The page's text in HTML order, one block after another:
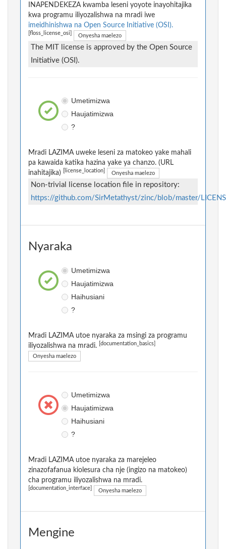
INAPENDEKEZA kwamba leseni yoyote inayohitajika
kwa programu iliyozalishwa na mradi iwe
imeidhinishwa na Open Source Initiative (OSI).
[floss_license_osi] Onyesha maelezo
The MIT license is approved by the Open Source
Initiative (OSI).
Umetimizwa
Haujatimizwa
?
Mradi LAZIMA uweke leseni za matokeo yake mahali
pa kawaida katika hazina yake ya chanzo. (URL
inahitajika)
[license_location] Onyesha maelezo
Non-trivial license location file in repository:
https://github.com/SirMetathyst/zinc/blob/master/
Nyaraka
Umetimizwa
Haujatimizwa
Haihusiani
?
Mradi LAZIMA utoe nyaraka za msingi za programu
iliyozalishwa na mradi.
[documentation_basics]
Onyesha maelezo
Umetimizwa
Haujatimizwa
Haihusiani
?
Mradi LAZIMA utoe nyaraka za marejeleo
zinazofafanua kiolesura cha nje (ingizo na matokeo)
cha programu iliyozalishwa na mradi.
[documentation_interface] Onyesha maelezo
Mengine